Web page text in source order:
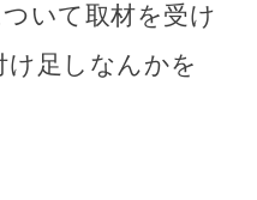
ついて取材を受け
足しなんかを